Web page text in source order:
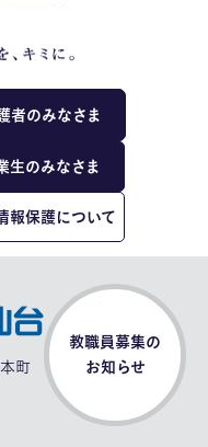
者のみなさま
生のみなさま
報保護について
町
教職員募集の
お知らせ